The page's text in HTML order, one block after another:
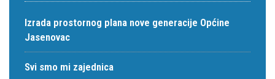
Izrada prostornog plana nove generacije Općine
Jasenovac
Svi smo mi zajednica